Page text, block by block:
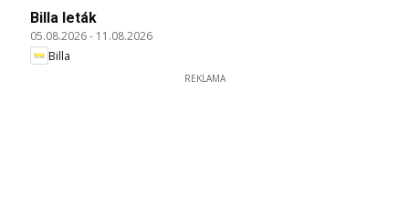
Billa leták
05.08.2026- 11.08.2026
Billa
REKLAMA